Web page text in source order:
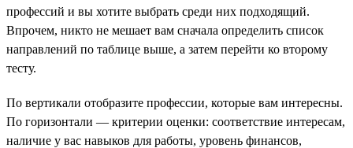
профессий и вы хотите выбрать среди них подходящий.
Впрочем, никто не мешает вам сначала определить список
направлений по таблице выше, а затем перейти ко второму
тесту.
По вертикали отобразите профессии, которые вам интересны.
По горизонтали — критерии оценки: соответствие интересам,
наличие у вас навыков для работы, уровень финансов,